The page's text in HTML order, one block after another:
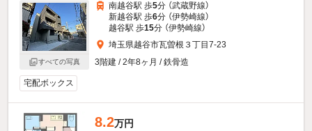
すべての写真
南越谷駅 歩5分 （武蔵野線）
新越谷駅 歩6分 （伊勢崎線）
越谷駅 歩15分 （伊勢崎線）
埼玉県越谷市瓦曽根３丁目7-23
3階建 / 2年8ヶ月 / 鉄骨造
宅配ボックス
8.2万円